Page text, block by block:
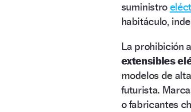
suministro
habitáculo,
La prohibición
extensibles
modelos de
futurista.
o fabricantes